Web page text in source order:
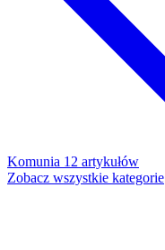
Komunia 12 artykułów
Zobacz wszystkie kategorie